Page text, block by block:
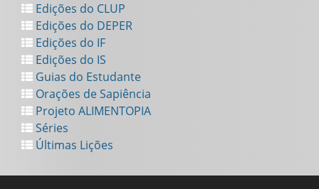
Edições do CLUP
Edições do DEPER
Edições do IF
Edições do IS
Guias do Estudante
Orações de Sapiência
Projeto ALIMENTOPIA
Séries
Últimas Lições